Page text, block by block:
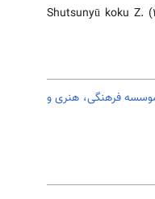
Shutsunyū koku Z.
فرهنگی، هنری و